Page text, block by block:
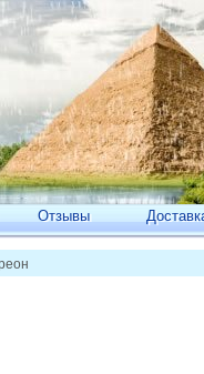
Отзывы